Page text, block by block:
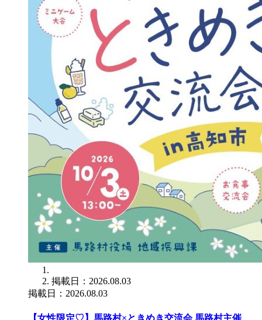
掲載日：2026.08.03
掲載日：2026.08.03
【女性限定♡】馬路村×ときめき交流会 馬路村主催